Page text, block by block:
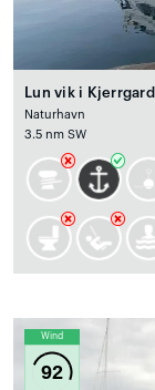
Lun vik i
Naturhavn
3.5 nm SW
Wind
92